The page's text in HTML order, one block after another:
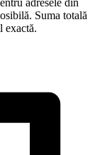
Suma totală
exactă.